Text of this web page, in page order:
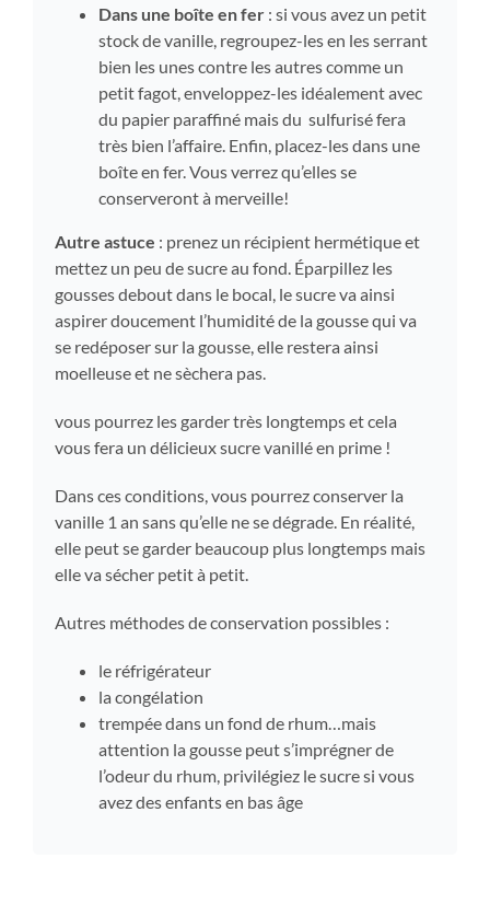
Dans une boîte en fer: si vous avez un petit
stock de vanille, regroupez-les en les serrant
bien les unes contre les autres comme un
petit fagot, enveloppez-les idéalement avec
du papier paraffiné mais du sulfurisé fera
très bien l’affaire. Enfin, placez-les dans une
boîte en fer. Vous verrez qu’elles se
conserveront à merveille!
Autre astuce : prenez un récipient hermétique et
mettez un peu de sucre au fond. Éparpillez les
gousses debout dans le bocal, le sucre va ainsi
aspirer doucement l’humidité de la gousse qui va
se redéposer sur la gousse, elle restera ainsi
moelleuse et ne sèchera pas.
vous pourrez les garder très longtemps et cela
vous fera un délicieux sucre vanillé en prime !
Dans ces conditions, vous pourrez conserver la
vanille 1 an sans qu’elle ne se dégrade. En réalité,
elle peut se garder beaucoup plus longtemps mais
elle va sécher petit à petit.
Autres méthodes de conservation possibles :
le réfrigérateur
la congélation
trempée dans un fond de rhum…mais
attention la gousse peut s’imprégner de
l’odeur du rhum, privilégiez le sucre si vous
avez des enfants en bas âge